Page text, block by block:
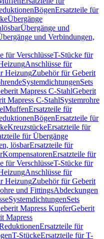
BögenErsatzteile für
Übergänge
Übergänge und
und Verbindungen,
für VerschlüsseT-Stücke für
Anschlüsse für
HeizungZubehör für Geberit
SystemdichtungenSets
Mapress C-StahlGeberit
Mapress C-StahlSystemrohre
MuffenErsatzteile für
BögenErsatzteile für
KreuzstückeErsatzteile für
für Übergänge
lösbarErsatzteile für
KompensatorenErsatzteile für
für VerschlüsseT-Stücke für
Anschlüsse für
HeizungZubehör für Geberit
und FittingsAbdeckungen
SystemdichtungenSets
Mapress KupferGeberit
Mapress
Ersatzteile für
T-StückeErsatzteile für T-